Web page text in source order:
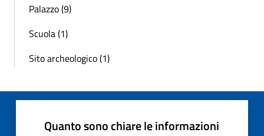
Palazzo (9)
Scuola (1)
Sito archeologico (1)
Quanto sono chiare le informazioni